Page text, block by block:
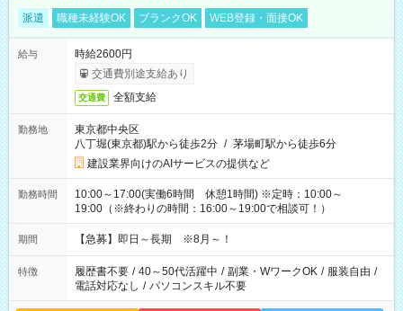
派遣 職種未経験OK ブランクOK WEB登録・面接OK
給与
時給2600円
交通費別途支給あり
交通費 全額支給
勤務地
東京都中央区
八丁堀(東京都)駅から徒歩2分 / 茅場町駅から徒歩6分
建設業界向けのAIサービスの提供など
勤務時間
10:00～17:00(実働6時間 休憩1時間) ※定時：10:00～
19:00（※終わりの時間：16:00～19:00で相談可！）
期間 【急募】即日～長期 ※8月～！
特徴 履歴書不要 / 40～50代活躍中 / 副業・WワークOK / 服装自由 /
電話対応なし / パソコンスキル不要